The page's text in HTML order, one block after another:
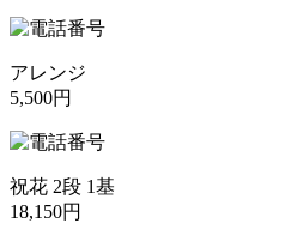
アレンジ
5,500円
祝花 2段 1基
18,150円